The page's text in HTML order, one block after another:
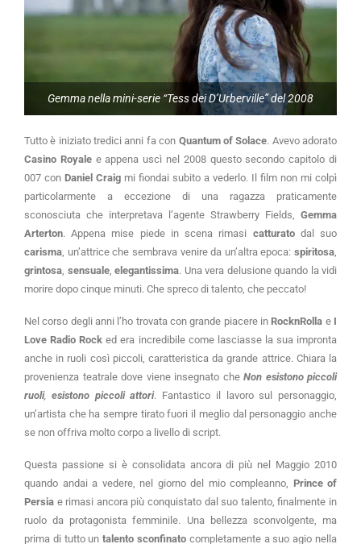
Gemma nella mini-serie “Tess dei D’Urberville” del 2008
Tutto è iniziato tredici anni fa con Quantum of Solace. Avevo adorato
Casino Royalee appena uscì nel 2008 questo secondo capitolo di
007 con Daniel Craig mi fiondai subito a vederlo. Il film non mi colpì
particolarmente a eccezione di una ragazza praticamente
sconosciuta che interpretava l’agente Strawberry Fields, Gemma
Arterton. Appena mise piede in scena rimasi catturatodal suo
carisma , un’attrice che sembrava venire da un’altra epoca: spiritosa
grintosa sensuale, elegantissima. Una vera delusione quando la vidi
morire dopo cinque minuti. Che spreco di talento, che peccato!
Nel corso degli anni l’ho trovata con grande piacere in RocknRolla e I
Love Radio Rock ed era incredibile come lasciasse la sua impronta
anche in ruoli così piccoli, caratteristica da grande attrice. Chiara la
provenienza teatrale dove viene insegnato che Non esistono piccoli
ruoli, esistono piccoli attori. Fantastico il lavoro sul personaggio,
un’artista che ha sempre tirato fuori il meglio dal personaggio anche
se non offriva molto corpo a livello di script.
Questa passione si è consolidata ancora di più nel Maggio 2010
quando andai a vedere, nel giorno del mio compleanno, Prince of
Persia e rimasi ancora più conquistato dal suo talento, finalmente in
ruolo da protagonista femminile. Una bellezza sconvolgente, ma
prima di tutto untalento sconfinato completamente a suo agio nella